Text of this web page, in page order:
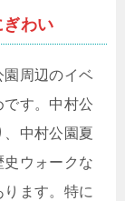
わい
周辺のイベ
す。中村公
中村公園夏
ウォークな
ます。特に